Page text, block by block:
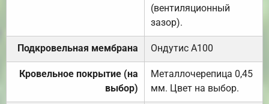
(вентиляционный
зазор).
Подкровельная мембрана Ондутис А100
Кровельное покрытие (на
выбор)
Металлочерепица 0,45
мм. Цвет на выбор.